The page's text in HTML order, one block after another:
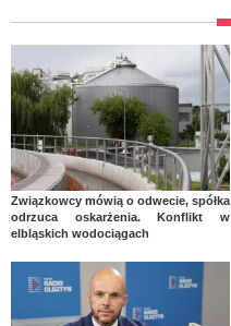
Związkowcy mówią o odwecie, spółka
odrzuca oskarżenia. Konflikt w
elbląskich wodociągach